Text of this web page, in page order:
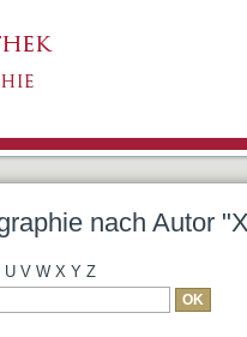
nach Autor
U V W X Y Z